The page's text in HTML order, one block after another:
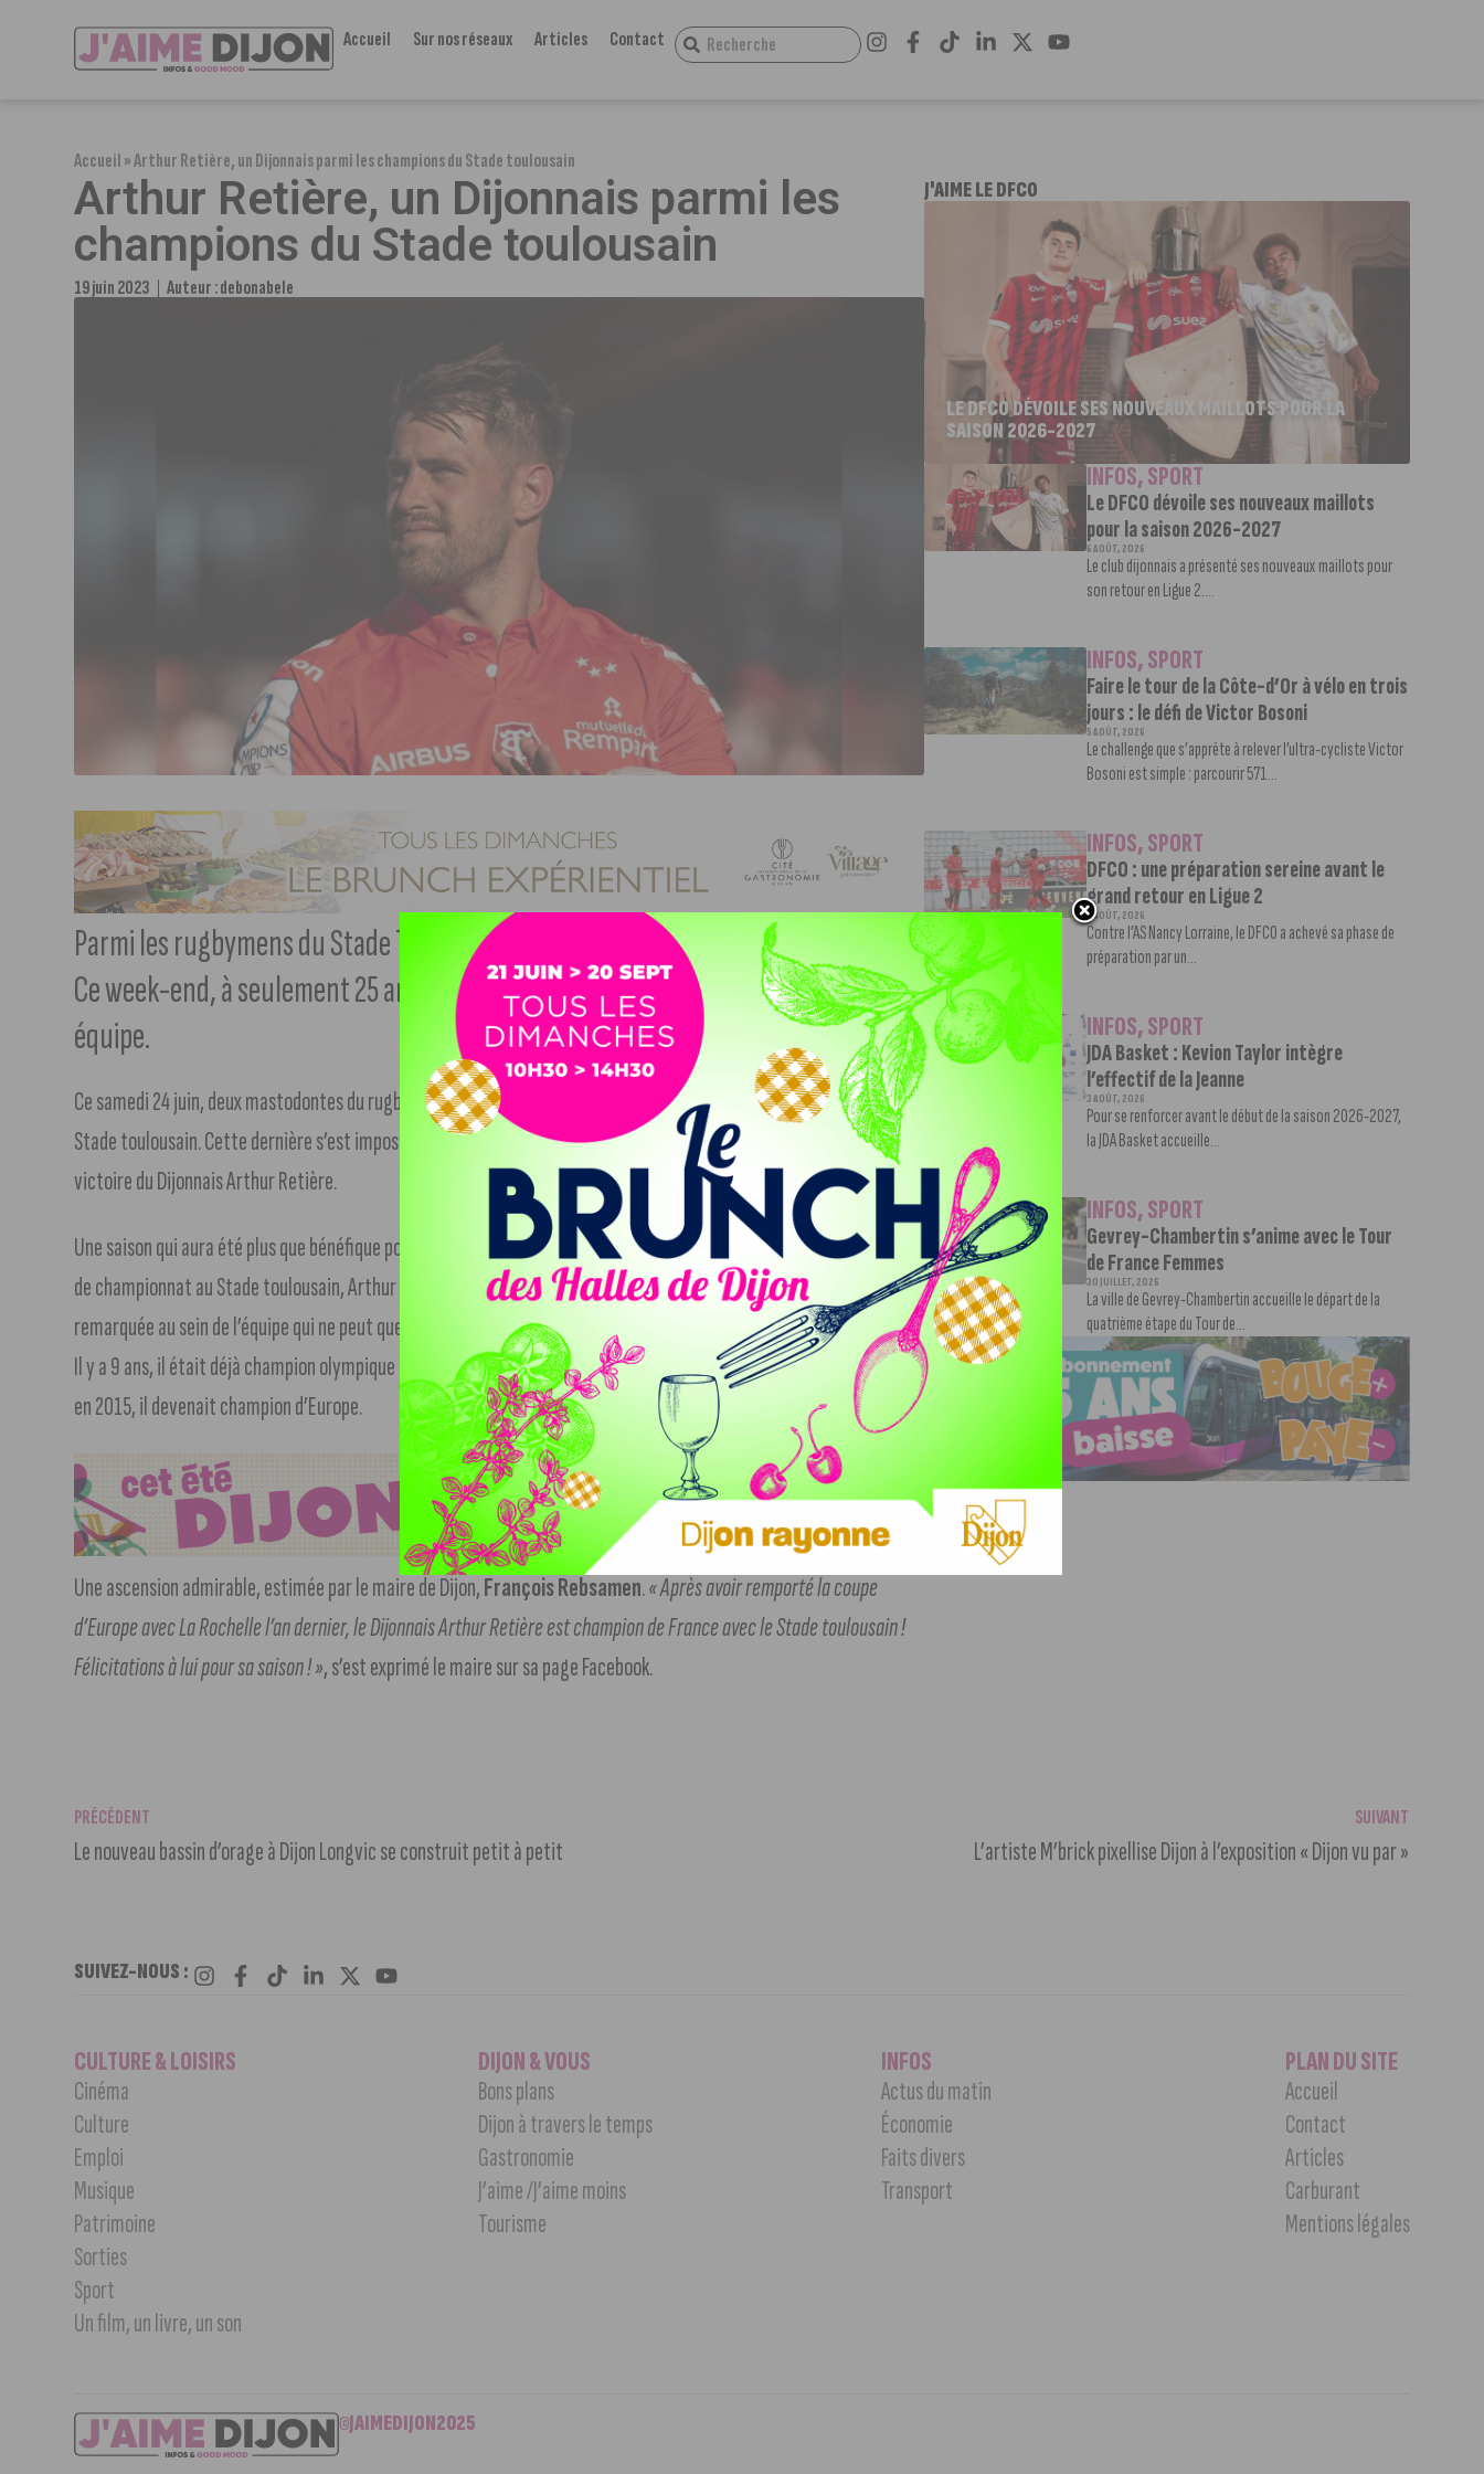
Accueil Sur nos réseaux Articles Contact
Accueil»Arthur Retière, un Dijonnais parmi les champions du Stade toulousain
Arthur Retière, un Dijonnais parmi les
champions du Stade toulousain
19 juin 2023 Auteur :debonabele
Parmi les rugbymens du Stade Toulousain se cache un Dijonnais, Arthur Retière.
Ce week-end, à seulement 25 ans, il est devenu champion de France avec son
équipe.
Ce samedi 24 juin, deux mastodontes du rugby se sont affrontées pour la finale du Top 14 : le Stade rochelais et le
Stade toulousain. Cette dernière s’est imposée 29-26 et est donc devenue championne de France. Et avec elle, la
victoire du Dijonnais Arthur Retière.
Une saison qui aura été plus que bénéfique pour celui qui s’estformé au Club Sportif Nuiton . Parmi les 22 matchs
de championnat au Stade toulousain, Arthur Retière en a joué18 en tant que titulaire . Une première saison très
remarquée au sein de l’équipe qui ne peut que montrer l’efficacité du joueur, qui depuis 2014, ne cesse de progresser.
Il y a 9 ans, il était déjà champion olympique de la jeunesse au rugby à sept avec l’équipe de France. Un an plus tard
en 2015, il devenait champion d’Europe.
Une ascension admirable, estimée par le maire de Dijon,François Rebsamen.« Après avoir remporté la coupe
d’Europe avec La Rochelle l’an dernier, le Dijonnais Arthur Retière est champion de France avec le Stade toulousain !
Félicitations à lui pour sa saison ! », s’est exprimé le maire sur sa page Facebook.
J'AIME LE DFCO
LE DFCO DÉVOILE SES NOUVEAUX MAILLOTS POUR LA
SAISON 2026-2027
INFOS,SPORT
Le DFCO dévoile ses nouveaux maillots
pour la saison 2026-2027
6 AOÛT, 2026
Le club dijonnais a présenté ses nouveaux maillots pour
son retour en Ligue 2....
INFOS,SPORT
Faire le tour de la Côte-d’Or à vélo en trois
jours : le défi de Victor Bosoni
5 AOÛT, 2026
Le challenge que s’apprête à relever l’ultra-cycliste Victor
Bosoni est simple : parcourir 571...
INFOS,SPORT
DFCO : une préparation sereine avant le
grand retour en Ligue 2
3 AOÛT, 2026
Contre l’AS Nancy Lorraine, le DFCO a achevé sa phase de
préparation par un...
INFOS,SPORT
JDA Basket : Kevion Taylor intègre
l’effectif de la Jeanne
3 AOÛT, 2026
Pour se renforcer avant le début de la saison 2026-2027,
la JDA Basket accueille...
INFOS,SPORT
Gevrey-Chambertin s’anime avec le Tour
de France Femmes
30 JUILLET, 2026
La ville de Gevrey-Chambertin accueille le départ de la
quatrième étape du Tour de...
PRÉCÉDENT
Le nouveau bassin d’orage à Dijon Longvic se construit petit à petit
SUIVANT
L’artiste M’brick pixellise Dijon à l’exposition « Dijon vu par »
SUIVEZ-NOUS :
CULTURE & LOISIRS
Cinéma
Culture
Emploi
Musique
Patrimoine
Sorties
Sport
Un film, un livre, un son
DIJON & VOUS
Bons plans
Dijon à travers le temps
Gastronomie
J’aime /J’aime moins
Tourisme
INFOS
Actus du matin
Économie
Faits divers
Transport
PLAN DU SITE
Accueil
Contact
Articles
Carburant
Mentions légales
©JAIMEDIJON2025